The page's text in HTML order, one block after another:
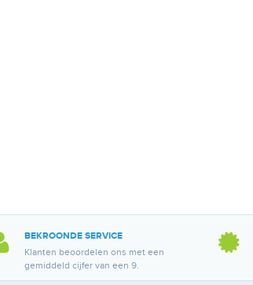
BEKROONDE SERVICE
Klanten beoordelen ons met een
gemiddeld cijfer van een 9.